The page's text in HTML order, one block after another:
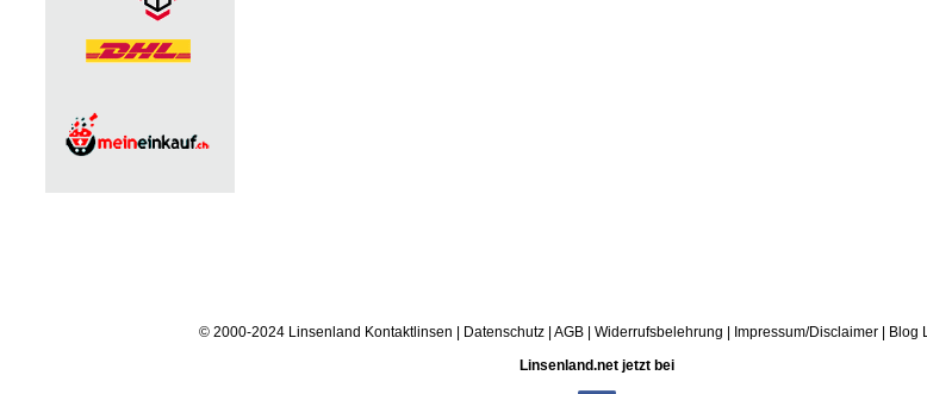
© 2000-2024 Linsenland Kontaktlinsen Datenschutz AGB Widerrufsbelehrung Impressum/Disclaimer
Blog
Linsenland.net jetzt bei